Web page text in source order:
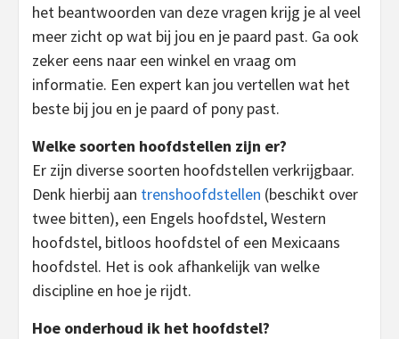
het beantwoorden van deze vragen krijg je al veel
meer zicht op wat bij jou en je paard past. Ga ook
zeker eens naar een winkel en vraag om
informatie. Een expert kan jou vertellen wat het
beste bij jou en je paard of pony past.
Welke soorten hoofdstellen zijn er?
Er zijn diverse soorten hoofdstellen verkrijgbaar.
Denk hierbij aan trenshoofdstellen (beschikt over
twee bitten), een Engels hoofdstel, Western
hoofdstel, bitloos hoofdstel of een Mexicaans
hoofdstel. Het is ook afhankelijk van welke
discipline en hoe je rijdt.
Hoe onderhoud ik het hoofdstel?